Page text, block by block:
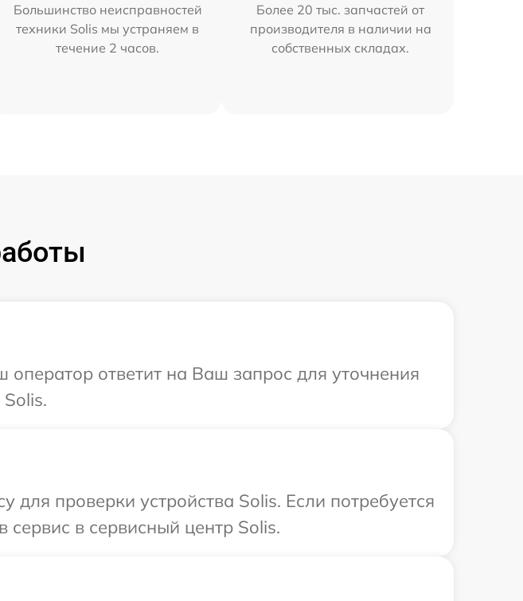
Большинство неисправностей
техники Solis мы устраняем в
течение 2 часов.
Более 20 тыс. запчастей от
производителя в наличии на
собственных складах.
оператор ответит на Ваш запрос для уточнения
для проверки устройства Solis. Если потребуется
в сервисный центр Solis.